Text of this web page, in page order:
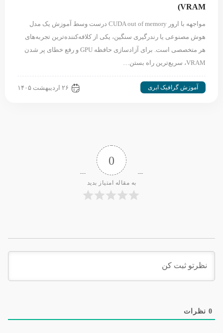
VRAM)
مواجهه با ارور CUDA out of memory درست وسط آموزش یک مدل
هوش مصنوعی یا رندرگیری سنگین، یکی از کلافه‌کننده‌ترین تجربه‌های
هر متخصصی است. برای آزادسازی حافظه GPU و رفع خطای پر شدن
VRAM، سریع‌ترین راه بستن…
آموزش گرافیک ابری ۲۶ اردیبهشت ۱۴۰۵
0
به مقاله امتیاز بدید
0 نظرات